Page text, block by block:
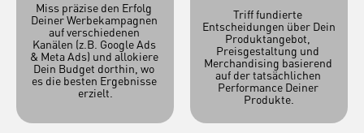
Miss präzise den Erfolg
Deiner Werbekampagnen
auf verschiedenen
Kanälen (z.B. Google Ads
& Meta Ads) und allokiere
Dein Budget dorthin, wo
es die besten Ergebnisse
erzielt.
Triff fundierte
Entscheidungen über Dein
Produktangebot,
Preisgestaltung und
Merchandising basierend
auf der tatsächlichen
Performance Deiner
Produkte.